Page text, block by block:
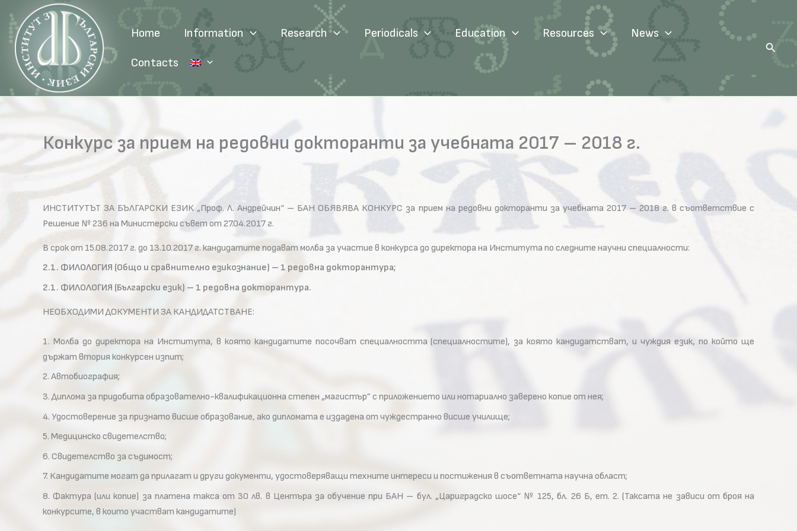
content
Home Information Research Periodicals Education Resources News
Contacts
Search
Конкурс за прием на редовни докторанти за учебната 2017 – 2018 г.
ИНСТИТУТЪТ ЗА БЪЛГАРСКИ ЕЗИК „Проф. Л. Андрейчин“ – БАН ОБЯВЯВА КОНКУРС за прием на редовни докторанти за учебната 2017 – 2018 г. в съответствие с
Решение № 236 на Министерски съвет от 27.04.2017 г.
В срок от 15.08.2017 г. до 13.10.2017 г. кандидатите подават молба за участие в конкурса до директора на Института по следните научни специалности:
2.1. ФИЛОЛОГИЯ (Общо и сравнително езикознание) – 1 редовна докторантура;
2.1. ФИЛОЛОГИЯ (Български език) – 1 редовна докторантура.
НЕОБХОДИМИ ДОКУМЕНТИ ЗА КАНДИДАТСТВАНЕ:
1. Молба до директора на Института, в която кандидатите посочват специалността (специалностите), за която кандидатстват, и чуждия език, по който ще
държат втория конкурсен изпит;
2. Автобиография;
3. Диплома за придобита образователно-квалификационна степен „магистър” с приложението или нотариално заверено копие от нея;
4. Удостоверение за признато висше образование, ако дипломата е издадена от чуждестранно висше училище;
5. Медицинско свидетелство;
6. Свидетeлство за съдимост;
7. Кандидатите могат да прилагат и други документи, удостоверяващи техните интереси и постижения в съответната научна област;
8. Фактура (или копие) за платена такса от 30 лв. в Центъра за обучение при БАН – бул. „Цариградско шосе“ № 125, бл. 26 Б, ет. 2. (Таксата не зависи от броя на
конкурсите, в които участват кандидатите)